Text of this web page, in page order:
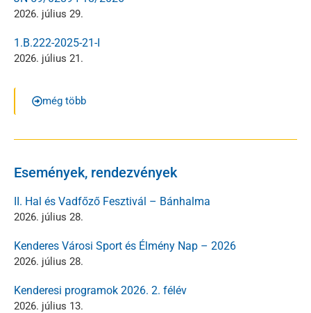
2026. július 29.
1.B.222-2025-21-I
2026. július 21.
még több
Események, rendezvények
II. Hal és Vadfőző Fesztivál – Bánhalma
2026. július 28.
Kenderes Városi Sport és Élmény Nap – 2026
2026. július 28.
Kenderesi programok 2026. 2. félév
2026. július 13.